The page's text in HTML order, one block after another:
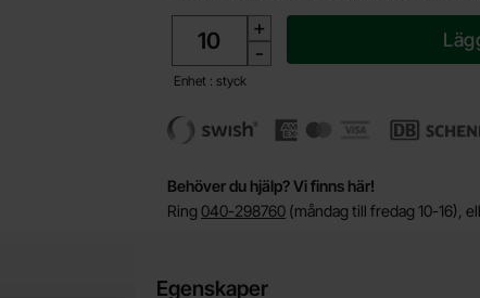
+
-
Enhet : styck
Behöver du hjälp? Vi finns här!
Ring 040-298760 (måndag till fredag 10-16),
Egenskaper